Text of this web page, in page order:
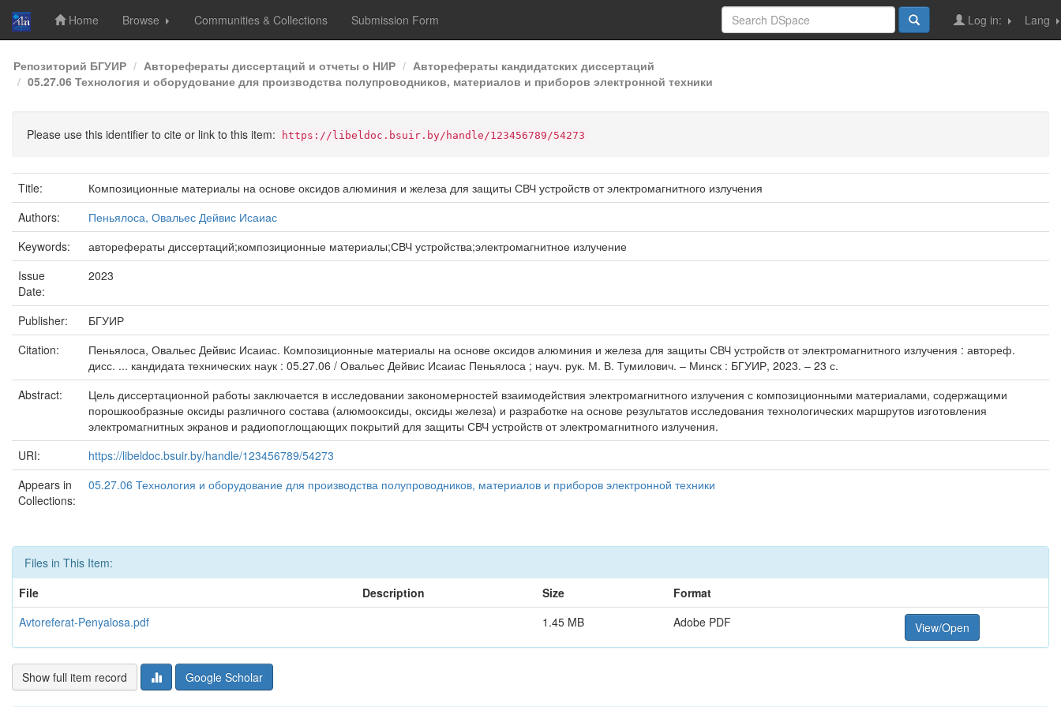
Skip
navigation
Home Browse Communities & Collections Submission Form Lang
Log in:
Репозиторий БГУИР Авторефераты диссертаций и отчеты о НИР
Авторефераты кандидатских диссертаций
05.27.06 Технология и оборудование для производства полупроводников, материалов и приборов электронной техники
Please use this identifier to cite or link to this item: https://libeldoc.bsuir.by/handle/123456789/54273
Title:
Композиционные материалы на основе оксидов алюминия и железа для защиты СВЧ устройств от электромагнитного излучения
Authors:
Пеньялоса, Овальес Дейвис Исаиас
Keywords:
авторефераты диссертаций;композиционные материалы;СВЧ устройства;электромагнитное излучение
Issue
Date:
2023
Publisher:
БГУИР
Citation:
Пеньялоса, Овальес Дейвис Исаиас. Композиционные материалы на основе оксидов алюминия и железа для защиты СВЧ устройств от электромагнитного излучения : автореф.
дисс. ... кандидата технических наук : 05.27.06 / Овальес Дейвис Исаиас Пеньялоса ; науч. рук. М. В. Тумилович. – Минск : БГУИР, 2023. – 23 с.
Abstract:
Цель диссертационной работы заключается в исследовании закономерностей взаимодействия электромагнитного излучения с композиционными материалами, содержащими
порошкообразные оксиды различного состава (алюмооксиды, оксиды железа) и разработке на основе результатов исследования технологических маршрутов изготовления
электромагнитных экранов и радиопоглощающих покрытий для защиты СВЧ устройств от электромагнитного излучения.
URI:
https://libeldoc.bsuir.by/handle/123456789/54273
Appears in
Collections:
05.27.06 Технология и оборудование для производства полупроводников, материалов и приборов электронной техники
Files in This Item:
File
Description Size
Format
Avtoreferat-Penyalosa.pdf
1.45 MB Adobe PDF View/Open
Show full item record Google Scholar